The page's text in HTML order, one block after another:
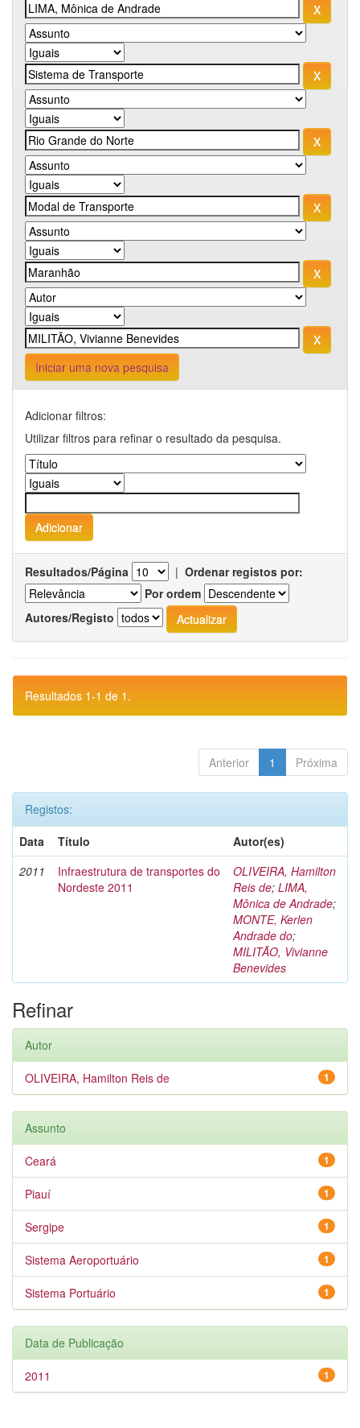
Iniciar uma nova pesquisa
Adicionar filtros:
Utilizar filtros para refinar o resultado da pesquisa.
Resultados/Página | Ordenar registos por:
Por ordem
Autores/Registo
Resultados 1-1 de 1.
Anterior 1 Próxima
Registos:
Data
Título
Autor(es)
2011
Infraestrutura de transportes do
Nordeste 2011
OLIVEIRA, Hamilton
Reis de; LIMA,
Mônica de Andrade;
MONTE, Kerlen
Andrade do;
MILITÃO, Vivianne
Benevides
Refinar
Autor
1
OLIVEIRA, Hamilton Reis de
Assunto
1
Ceará
1
Piauí
1
Sergipe
1
Sistema Aeroportuário
1
Sistema Portuário
Data de Publicação
1
2011